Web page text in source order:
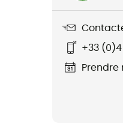
+33 (0)4
Prendre